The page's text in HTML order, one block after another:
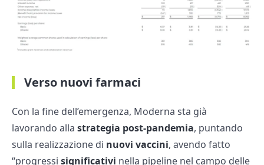
Verso nuovi farmaci
Con la fine dell’emergenza, Moderna sta già
lavorando alla strategia post-pandemia, puntando
sulla realizzazione di nuovi vaccini, avendo fatto
“progressi significativi nella pipeline nel campo delle